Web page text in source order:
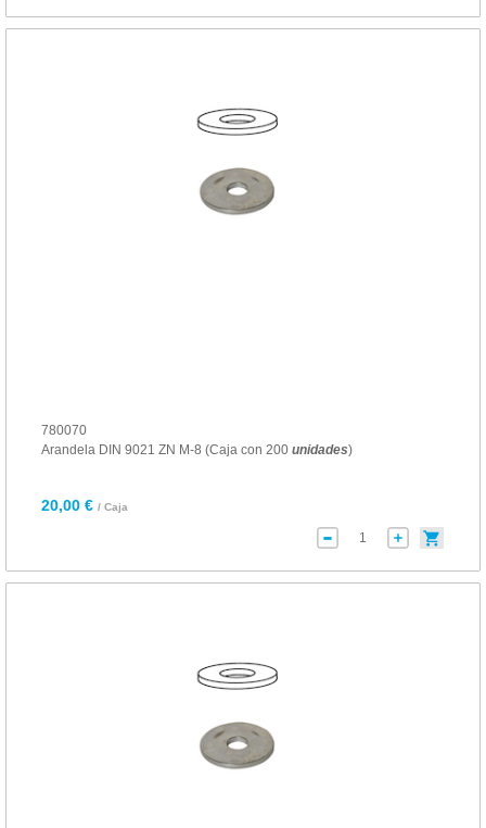
780070
Arandela DIN 9021 ZN M-8 (Caja con 200 unidades)
20,00 € / Caja